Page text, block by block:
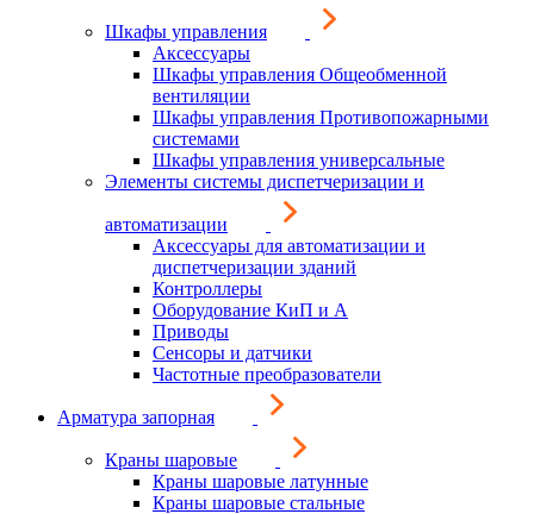
Шкафы управления
Аксессуары
Шкафы управления Общеобменной
вентиляции
Шкафы управления Противопожарными
системами
Шкафы управления универсальные
Элементы системы диспетчеризации и
автоматизации
Аксессуары для автоматизации и
диспетчеризации зданий
Контроллеры
Оборудование КиП и А
Приводы
Сенсоры и датчики
Частотные преобразователи
Арматура запорная
Краны шаровые
Краны шаровые латунные
Краны шаровые стальные